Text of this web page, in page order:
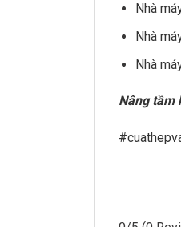
Nhà
Nhà
Nhà
Nâng tầm